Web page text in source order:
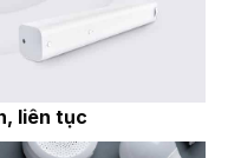
liên tục‎